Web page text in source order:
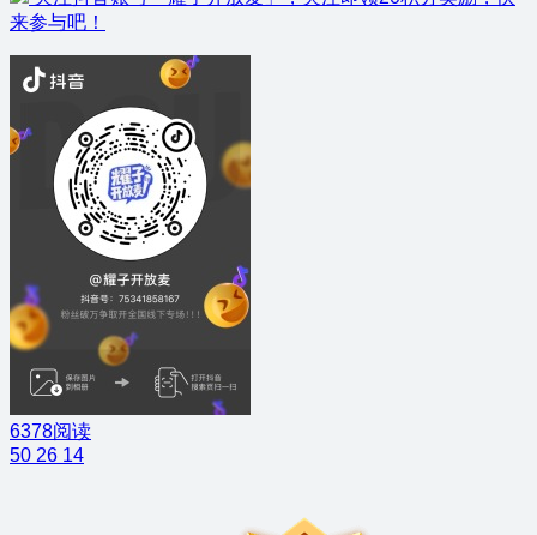
来参与吧！
6378阅读
50 26 14